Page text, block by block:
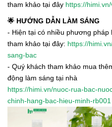
tham khảo tại đây https://
🌟 HƯỚNG DẪN LÀM SÁNG
- Hiện tại có nhiều phương
tham khảo tại đây: https://
sang-bac
- Quý khách tham khảo mua
động làm sáng tại nhà
https://himi.vn/nuoc-rua-bac-
chinh-hang-bac-hieu-minh-rb001